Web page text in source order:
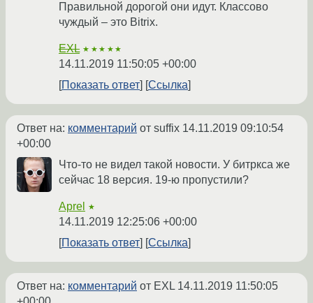
Правильной дорогой они идут. Классово
чуждый – это Bitrix.
EXL ★★★★★
14.11.2019 11:50:05 +00:00
Показать ответ
Ссылка
Ответ на: комментарий от suffix 14.11.2019 09:10:54
+00:00
Что-то не видел такой новости. У битркса же
сейчас 18 версия. 19-ю пропустили?
Aprel ★
14.11.2019 12:25:06 +00:00
Показать ответ
Ссылка
Ответ на: комментарий от EXL 14.11.2019 11:50:05